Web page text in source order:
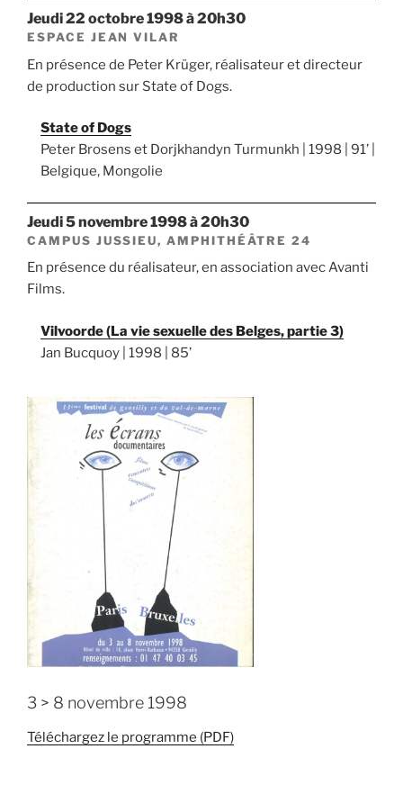
jeudi 22 octobre 1998 à 20h30
ESPACE JEAN VILAR
En présence de Peter Krüger, réalisateur et directeur
de production sur State of Dogs.
State of Dogs
Peter Brosens et Dorjkhandyn Turmunkh | 1998 | 91’ |
Belgique, Mongolie
jeudi 5 novembre 1998 à 20h30
CAMPUS JUSSIEU, AMPHITHÉÂTRE 24
En présence du réalisateur, en association avec Avanti
Films.
Vilvoorde (La vie sexuelle des Belges, partie 3)
Jan Bucquoy | 1998 | 85’
3 > 8 novembre 1998
Téléchargez le programme (PDF)